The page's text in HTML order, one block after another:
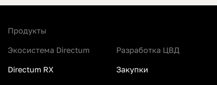
Продукты
Экосистема Directum
Directum RX
Разработка ЦВД
Закупки